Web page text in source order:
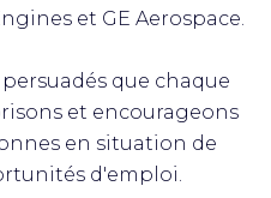
et GE Aerospace.
que chaque
et encourageons
en situation de
d'emploi.